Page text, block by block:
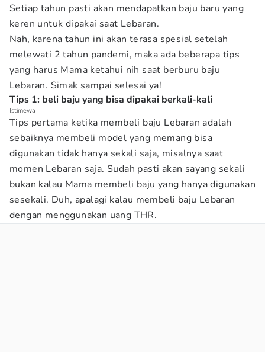
Setiap tahun pasti akan mendapatkan baju baru yang
keren untuk dipakai saat Lebaran.
Nah, karena tahun ini akan terasa spesial setelah
melewati 2 tahun pandemi, maka ada beberapa tips
yang harus Mama ketahui nih saat berburu baju
Lebaran. Simak sampai selesai ya!
Tips 1: beli baju yang bisa dipakai berkali-kali
Istimewa
Tips pertama ketika membeli baju Lebaran adalah
sebaiknya membeli model yang memang bisa
digunakan tidak hanya sekali saja, misalnya saat
momen Lebaran saja. Sudah pasti akan sayang sekali
bukan kalau Mama membeli baju yang hanya digunakan
sesekali. Duh, apalagi kalau membeli baju Lebaran
dengan menggunakan uang THR.